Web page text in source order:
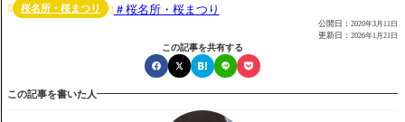
 桜名所・桜まつり  桜名所・桜まつり
公開日： 2020年3月11日
更新日： 2026年1月21日
この記事を共有する
この記事を書いた人